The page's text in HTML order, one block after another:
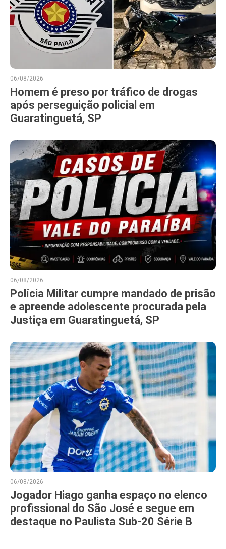
06/08/2026
Homem é preso por tráfico de drogas
após perseguição policial em
Guaratinguetá, SP
06/08/2026
Polícia Militar cumpre mandado de prisão
e apreende adolescente procurada pela
Justiça em Guaratinguetá, SP
06/08/2026
Jogador Hiago ganha espaço no elenco
profissional do São José e segue em
destaque no Paulista Sub-20 Série B